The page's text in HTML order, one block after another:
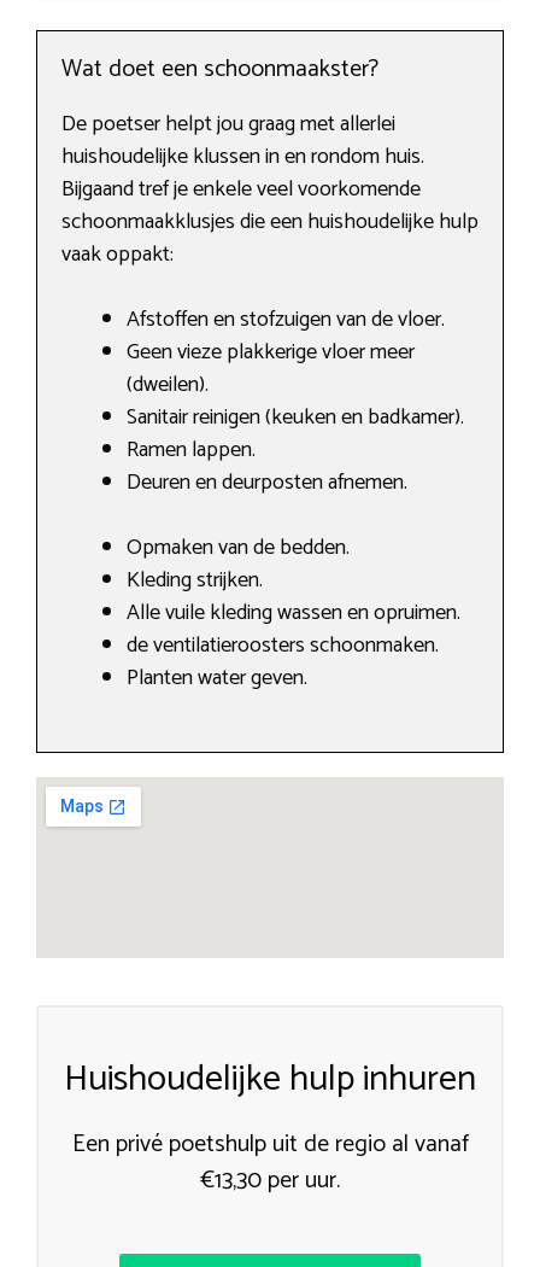
Wat doet een schoonmaakster?
De poetser helpt jou graag met allerlei
huishoudelijke klussen in en rondom huis.
Bijgaand tref je enkele veel voorkomende
schoonmaakklusjes die een huishoudelijke hulp
vaak oppakt:
Afstoffen en stofzuigen van de vloer.
Geen vieze plakkerige vloer meer
(dweilen).
Sanitair reinigen (keuken en badkamer).
Ramen lappen.
Deuren en deurposten afnemen.
Opmaken van de bedden.
Kleding strijken.
Alle vuile kleding wassen en opruimen.
de ventilatieroosters schoonmaken.
Planten water geven.
Huishoudelijke hulp inhuren
Een privé poetshulp uit de regio al vanaf
€13,30 per uur.